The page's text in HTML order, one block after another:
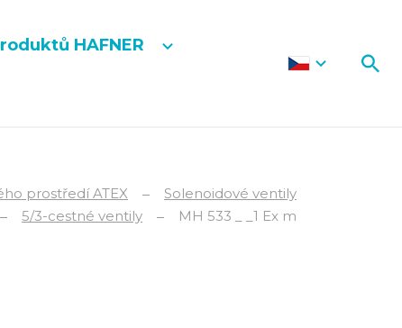
HAFNER
prostředí ATEX
Solenoidové ventily
5/3-cestné ventily MH 533 _ _1 Ex m